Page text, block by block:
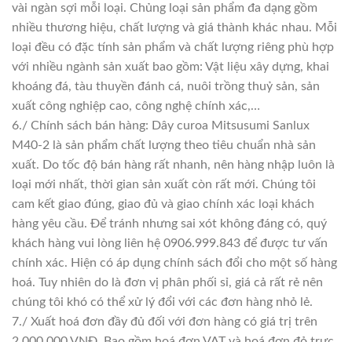
vài ngàn sợi mỗi loại. Chủng loại sản phẩm đa dạng gồm
nhiều thương hiệu, chất lượng và giá thành khác nhau. Mỗi
loại đều có đặc tính sản phẩm và chất lượng riêng phù hợp
với nhiều ngành sản xuất bao gồm: Vật liệu xây dựng, khai
khoáng đá, tàu thuyền đánh cá, nuôi trồng thuỷ sản, sản
xuất công nghiệp cao, công nghệ chính xác,…
6./ Chính sách bán hàng: Dây curoa Mitsusumi Sanlux
M40-2 là sản phẩm chất lượng theo tiêu chuẩn nhà sản
xuất. Do tốc độ bán hàng rất nhanh, nên hàng nhập luôn là
loại mới nhất, thời gian sản xuất còn rất mới. Chúng tôi
cam kết giao đúng, giao đủ và giao chính xác loại khách
hàng yêu cầu. Để tránh nhưng sai xót không đáng có, quý
khách hàng vui lòng liên hệ 0906.999.843 để được tư vấn
chính xác. Hiện có áp dụng chính sách đổi cho một số hàng
hoá. Tuy nhiên do là đơn vị phân phối sỉ, giá cả rất rẻ nên
chúng tôi khó có thể xử lý đổi với các đơn hàng nhỏ lẻ.
7./ Xuất hoá đơn đầy đủ đối với đơn hàng có giá trị trên